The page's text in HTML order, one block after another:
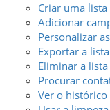
Criar uma
Adicionar
Personalizar
Exportar a lista
Eliminar a lista
Procurar
Ver o